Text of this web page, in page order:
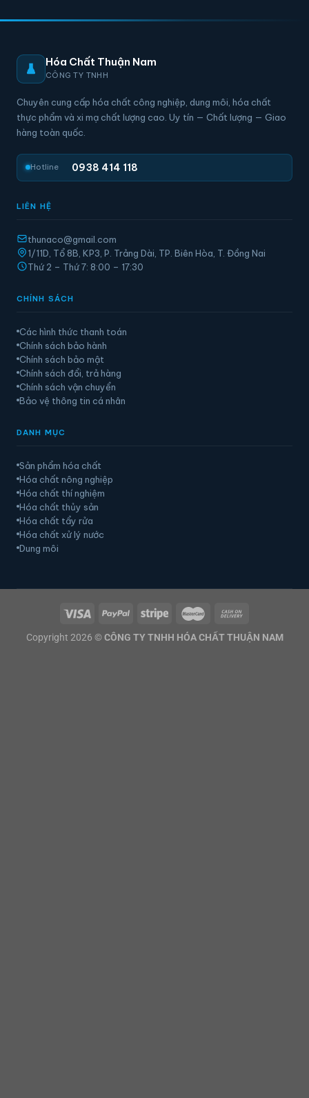
Hóa Chất Thuận Nam
CÔNG TY TNHH
Chuyên cung cấp hóa chất công nghiệp, dung môi, hóa chất
thực phẩm và xi mạ chất lượng cao. Uy tín — Chất lượng — Giao
hàng toàn quốc.
Hotline 0938 414 118
LIÊN HỆ
thunaco@gmail.com
1/11D, Tổ 8B, KP3, P. Trảng Dài, TP. Biên Hòa, T. Đồng Nai
Thứ 2 – Thứ 7: 8:00 – 17:30
CHÍNH SÁCH
Các hình thức thanh toán
Chính sách bảo hành
Chính sách bảo mật
Chính sách đổi, trả hàng
Chính sách vận chuyển
Bảo vệ thông tin cá nhân
DANH MỤC
Sản phẩm hóa chất
Hóa chất nông nghiệp
Hóa chất thí nghiệm
Hóa chất thủy sản
Hóa chất tẩy rửa
Hóa chất xử lý nước
Dung môi
Copyright 2026 © CÔNG TY TNHH HÓA CHẤT THUẬN NAM